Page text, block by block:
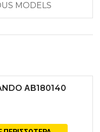
MODELS
ΑΒ180140